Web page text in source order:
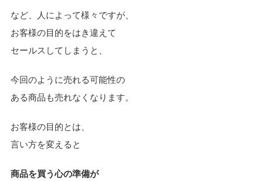
など、人によって様々ですが、
お客様の目的をはき違えて
セールスしてしまうと、
今回のように売れる可能性の
ある商品も売れなくなります。
お客様の目的とは、
言い方を変えると
商品を買う心の準備が